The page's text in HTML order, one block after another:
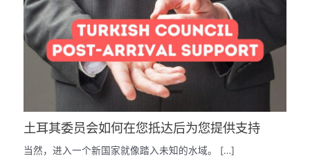
土耳其委员会如何在您抵达后为您提供支持
当然，进入一个新国家就像踏入未知的水域。 […]